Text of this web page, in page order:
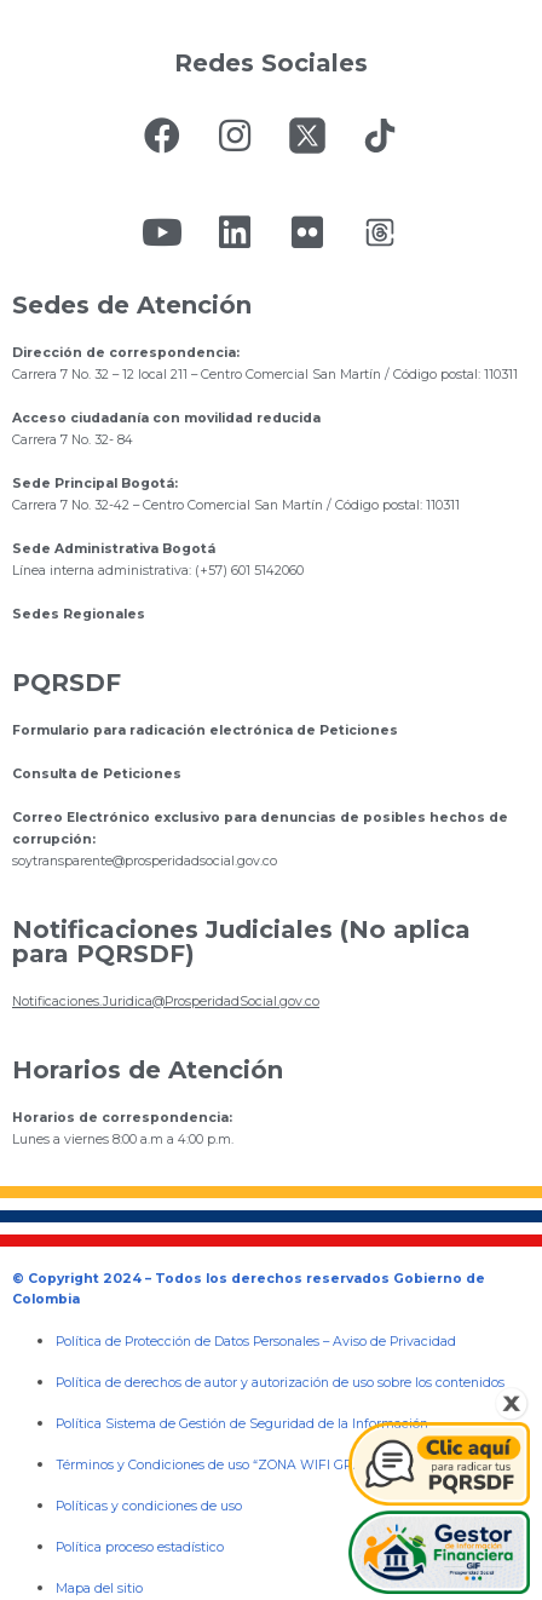
Redes Sociales
Sedes de Atención
Dirección de correspondencia:
Carrera 7 No. 32 – 12 local 211 – Centro Comercial San Martín / Código postal: 110311
Acceso ciudadanía con movilidad reducida
Carrera 7 No. 32- 84
Sede Principal Bogotá:
Carrera 7 No. 32-42 – Centro Comercial San Martín / Código postal: 110311
Sede Administrativa Bogotá
Línea interna administrativa: (+57) 601 5142060
Sedes Regionales
PQRSDF
Formulario para radicación electrónica de Peticiones
Consulta de Peticiones
Correo Electrónico exclusivo para denuncias de posibles hechos de
corrupción:
soytransparente@prosperidadsocial.gov.co
Notificaciones Judiciales (No aplica
para PQRSDF)
Notificaciones.Juridica@ProsperidadSocial.gov.co
Horarios de Atención
Horarios de correspondencia:
Lunes a viernes 8:00 a.m a 4:00 p.m.
© Copyright 2024 – Todos los derechos reservados Gobierno de
Colombia
Política de Protección de Datos Personales –Aviso de Privacidad
Política de derechos de autor y autorización de uso sobre los contenidos
Política Sistema de Gestión de Seguridad de la Información
Términos y Condiciones de uso “ZONA WIFI GRATIS PARA LA GENTE”
Políticas y condiciones de uso
Política proceso estadístico
Mapa del sitio